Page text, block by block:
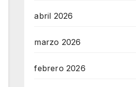
abril 2026
marzo 2026
febrero 2026